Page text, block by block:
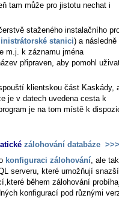
tam může pro jistotu nechat i
staženého instalačního
stanici) a následně
m.j. k záznamu jména
připraven, aby pomohl
klientskou část Kaskády,
je v datech uvedena cesta k
je na tom místě k
zálohování databáze >>>
konfiguraci zálohování , ale
serveru, které umožňují snazší
během zálohování
konfigurací pod různými